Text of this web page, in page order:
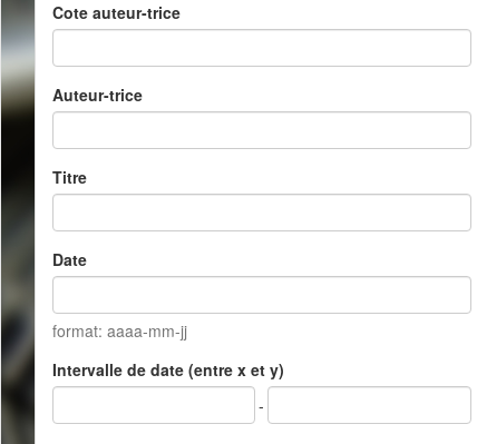
Cote auteur-trice
Auteur-trice
Titre
Date
format: aaaa-mm-jj
Intervalle de date (entre x et y)
-